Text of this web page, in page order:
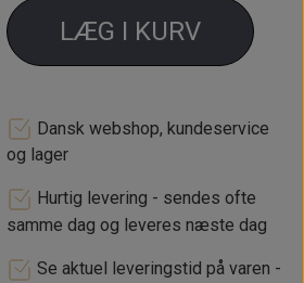
LÆG I KURV
Dansk webshop, kundeservice
og lager
Hurtig levering - sendes ofte
samme dag og leveres næste dag
Se aktuel leveringstid på varen -